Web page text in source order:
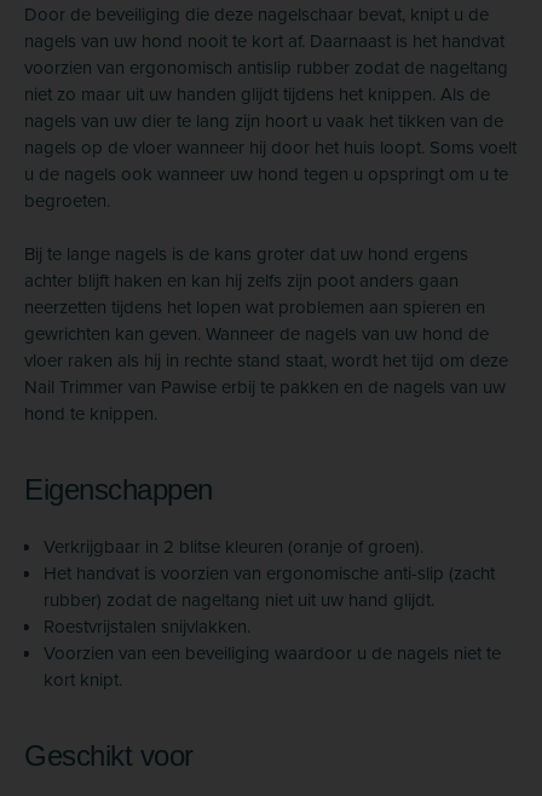
Door de beveiliging die deze nagelschaar bevat, knipt u de
nagels van uw hond nooit te kort af. Daarnaast is het handvat
voorzien van ergonomisch antislip rubber zodat de nageltang
niet zo maar uit uw handen glijdt tijdens het knippen. Als de
nagels van uw dier te lang zijn hoort u vaak het tikken van de
nagels op de vloer wanneer hij door het huis loopt. Soms voelt
u de nagels ook wanneer uw hond tegen u opspringt om u te
begroeten.
Bij te lange nagels is de kans groter dat uw hond ergens
achter blijft haken en kan hij zelfs zijn poot anders gaan
neerzetten tijdens het lopen wat problemen aan spieren en
gewrichten kan geven. Wanneer de nagels van uw hond de
vloer raken als hij in rechte stand staat, wordt het tijd om deze
Nail Trimmer van Pawise erbij te pakken en de nagels van uw
hond te knippen.
Eigenschappen
Verkrijgbaar in 2 blitse kleuren (oranje of groen).
Het handvat is voorzien van ergonomische anti-slip (zacht
rubber) zodat de nageltang niet uit uw hand glijdt.
Roestvrijstalen snijvlakken.
Voorzien van een beveiliging waardoor u de nagels niet te
kort knipt.
Geschikt voor